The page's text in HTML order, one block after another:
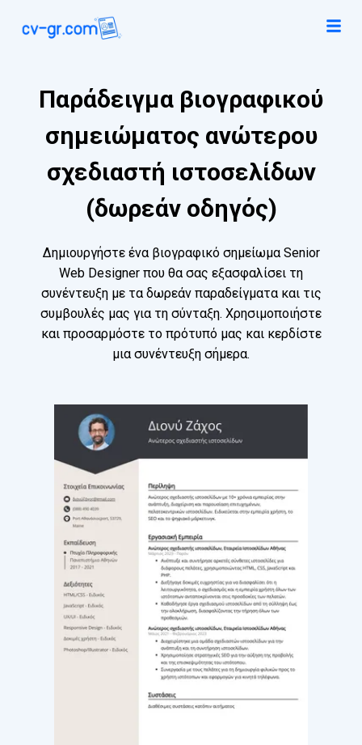
Παράδειγμα βιογραφικού
σημειώματος ανώτερου
σχεδιαστή ιστοσελίδων
(δωρεάν οδηγός)
Δημιουργήστε ένα βιογραφικό σημείωμα Senior
Web Designer που θα σας εξασφαλίσει τη
συνέντευξη με τα δωρεάν παραδείγματα και τις
συμβουλές μας για τη σύνταξη. Χρησιμοποιήστε
και προσαρμόστε το πρότυπό μας και κερδίστε
μια συνέντευξη σήμερα.